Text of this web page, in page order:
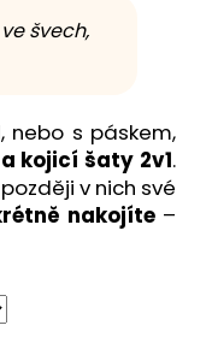
švech,
nebo s páskem,
kojicí šaty 2v1.
v nich své
nakojíte–